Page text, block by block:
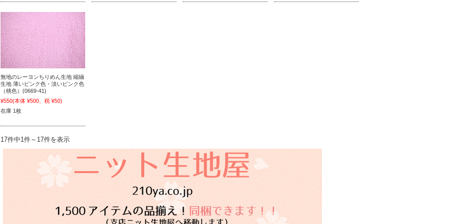
無地のレーヨンちりめん生地 縮緬
生地 薄いピンク色・淡いピンク色
（桃色）(0669-41)
¥550(本体 ¥500、税 ¥50)
在庫 1枚
17件中1件～17件を表示